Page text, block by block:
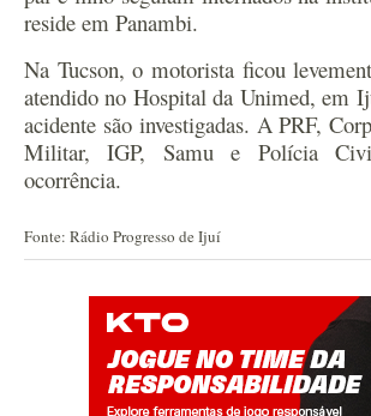
reside em Panambi.
Na Tucson, o motorista ficou
atendido no Hospital da Unimed, em
acidente são investigadas. A PRF,
Militar, IGP, Samu e Polícia
ocorrência.
Fonte: Rádio Progresso de Ijuí